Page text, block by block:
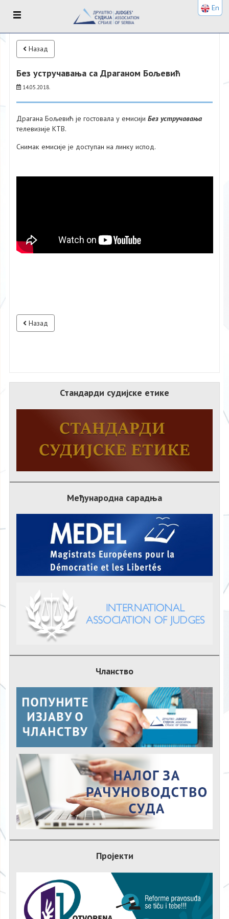
Назад
Без устручавања са Драганом Бољевић
14.05.2018.
Драгана Бољевић је гостовала у емисији Без устручавања
телевизије КТВ.
Снимак емисије је доступан на линку испод.
Назад
Стандарди судијске етике
Међународна сарадња
Чланство
Пројекти
En